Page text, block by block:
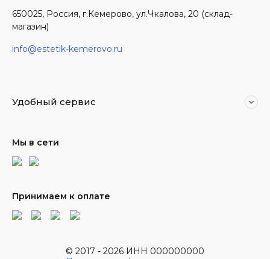
650025, Россия, г.Кемерово, ул.Чкалова, 20 (склад-
магазин)
info@estetik-kemerovo.ru
Удобный сервис
Мы в сети
Принимаем к оплате
© 2017 - 2026 ИНН 000000000